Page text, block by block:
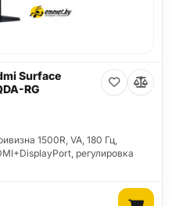
Surface
RG
1500R, VA, 180 Гц,
регулировка